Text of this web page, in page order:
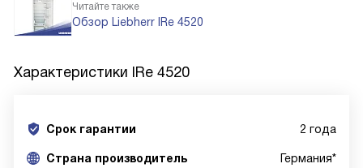
Читайте также
Обзор Liebherr IRe 4520
Характеристики IRe 4520
Срок гарантии 2 года
Cтрана производитель Германия*